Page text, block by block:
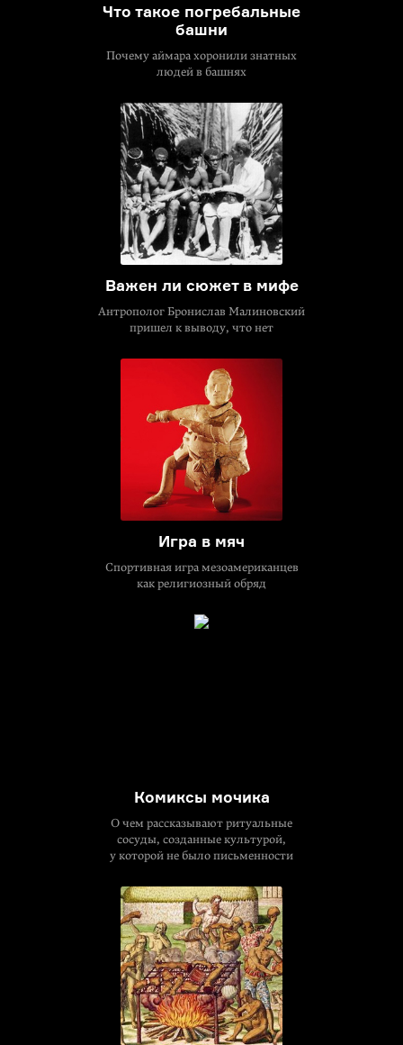
Что такое погребальные
башни
Почему аймара хоронили знатных
людей в башнях
Важен ли сюжет в мифе
Антрополог Бронислав Малиновский
пришел к выводу, что нет
Игра в мяч
Спортивная игра мезоамериканцев
как религиозный обряд
Комиксы мочика
О чем рассказывают ритуальные
сосуды, созданные культурой,
у которой не было письменности